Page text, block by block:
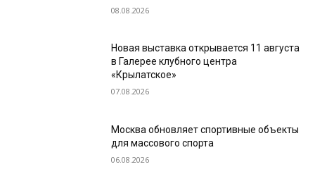
08.08.2026
Новая выставка открывается 11 августа
в Галерее клубного центра
«Крылатское»
07.08.2026
Москва обновляет спортивные объекты
для массового спорта
06.08.2026